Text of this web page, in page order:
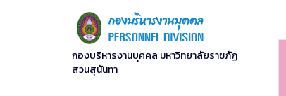
กองบริหารงานบุคคล มหาวิทยาลัยราชภัฏ
สวนสุนันทา